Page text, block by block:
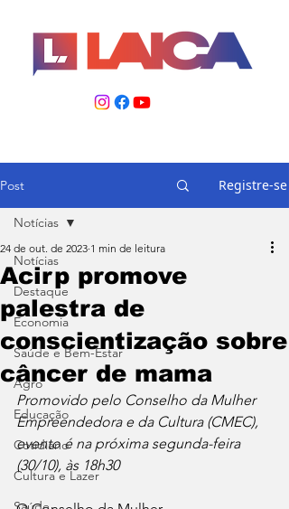
Post Registre-se
Notícias
Destaque
Economia
Saúde e Bem-Estar
Agro
Educação
Cotidiano
Cultura e Lazer
Notícias
Acirp promove
palestra de
conscientização sobre
câncer de mama
24 de out. de 2023 1 min de leitura
Promovido pelo Conselho da Mulher
Empreendedora e da Cultura (CMEC),
evento é na próxima segunda-feira
(30/10), às 18h30